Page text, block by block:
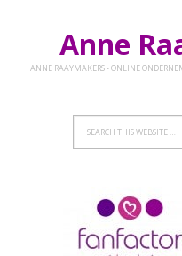
Anne
ANNE RAAYMAKERS - ONLINE